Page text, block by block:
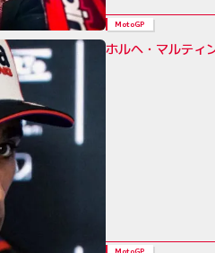
MotoGP
ホルヘ・マルティ
MotoGP